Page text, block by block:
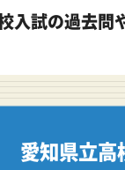
入試の過去問
愛知県立高